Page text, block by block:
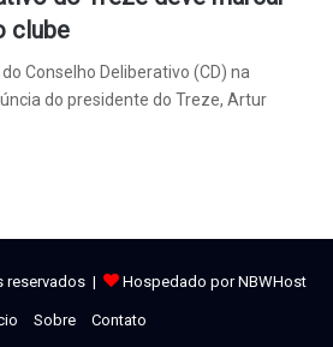
clube
Conselho Deliberativo (CD) na
do presidente do Treze, Artur
reservados | Hospedado por NBWHost
Sobre Contato